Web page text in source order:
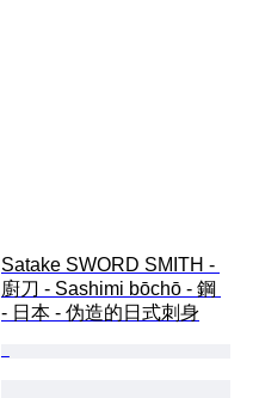
Satake SWORD SMITH -
廚刀 - Sashimi bōchō - 鋼
- 日本 - 伪造的日式刺身